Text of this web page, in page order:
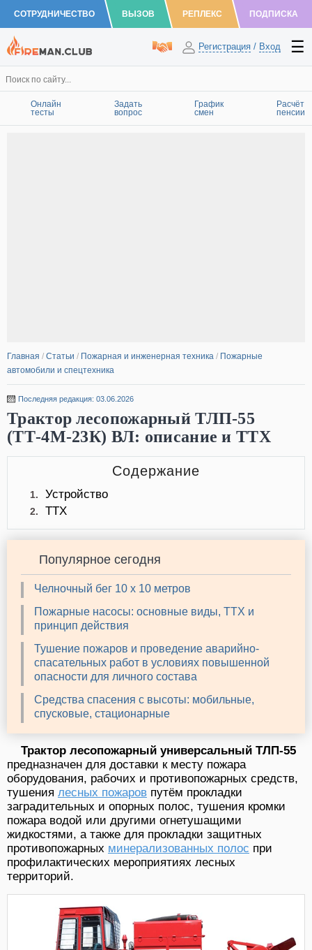
СОТРУДНИЧЕСТВО ВЫЗОВ РЕПЛЕКС ПОДПИСКА
Регистрация / Вход
Онлайн
тесты
Задать
вопрос
График
смен
Расчёт
пенсии
Главная / Статьи / Пожарная и инженерная техника / Пожарные
автомобили и спецтехника
Последняя редакция: 03.06.2026
Трактор лесопожарный ТЛП-55
(ТТ-4М-23К) ВЛ: описание и ТТХ
Содержание
1. Устройство
2. ТТХ
Популярное сегодня
Челночный бег 10 х 10 метров
Пожарные насосы: основные виды, ТТХ и
принцип действия
Тушение пожаров и проведение аварийно-
спасательных работ в условиях повышенной
опасности для личного состава
Средства спасения с высоты: мобильные,
спусковые, стационарные
Трактор лесопожарный универсальный ТЛП-55
предназначен для доставки к месту пожара
оборудования, рабочих и противопожарных средств,
тушения лесных пожаров путём прокладки
заградительных и опорных полос, тушения кромки
пожара водой или другими огнетушащими
жидкостями, а также для прокладки защитных
противопожарных минерализованных полос при
профилактических мероприятиях лесных
территорий.